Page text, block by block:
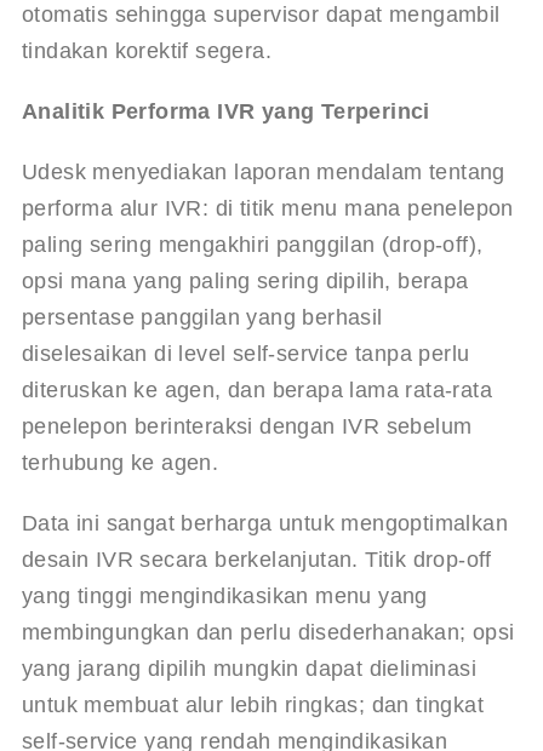
otomatis sehingga supervisor dapat mengambil
tindakan korektif segera.
Analitik Performa IVR yang Terperinci
Udesk menyediakan laporan mendalam tentang
performa alur IVR: di titik menu mana penelepon
paling sering mengakhiri panggilan (drop-off),
opsi mana yang paling sering dipilih, berapa
persentase panggilan yang berhasil
diselesaikan di level self-service tanpa perlu
diteruskan ke agen, dan berapa lama rata-rata
penelepon berinteraksi dengan IVR sebelum
terhubung ke agen.
Data ini sangat berharga untuk mengoptimalkan
desain IVR secara berkelanjutan. Titik drop-off
yang tinggi mengindikasikan menu yang
membingungkan dan perlu disederhanakan; opsi
yang jarang dipilih mungkin dapat dieliminasi
untuk membuat alur lebih ringkas; dan tingkat
self-service yang rendah mengindikasikan